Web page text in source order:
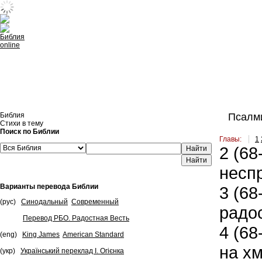
Библия
Стихи в тему
Поиск по Библии
Найти
Варианты перевода Библии
(рус)
Синодальный Современный
Перевод РБО. Радостная Весть
(eng)
King James American Standard
(укр)
Український переклад І. Огієнка
Главы: 1
2
3
4
на